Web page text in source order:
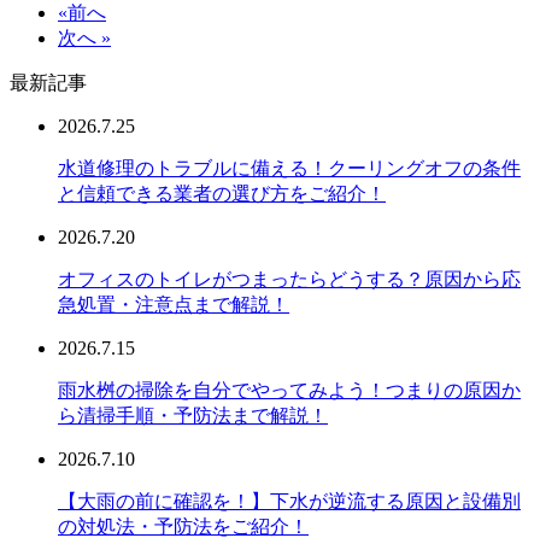
«前へ
次へ »
最新記事
2026.7.25
水道修理のトラブルに備える！クーリングオフの条件
と信頼できる業者の選び方をご紹介！
2026.7.20
オフィスのトイレがつまったらどうする？原因から応
急処置・注意点まで解説！
2026.7.15
雨水桝の掃除を自分でやってみよう！つまりの原因か
ら清掃手順・予防法まで解説！
2026.7.10
【大雨の前に確認を！】下水が逆流する原因と設備別
の対処法・予防法をご紹介！